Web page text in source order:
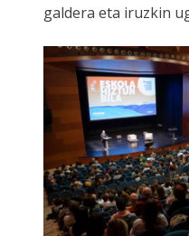
galdera eta iruzkin